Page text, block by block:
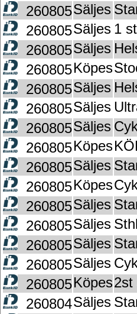
260805Säljes
260805Säljes 1
260805Säljes
260805Köpes
260805Säljes
260805Säljes
260805Säljes
260805Köpes
260805Säljes
260805Köpes
260805Säljes
260805Säljes
260805Säljes
260805Säljes
260805Köpes2st
260804Säljes